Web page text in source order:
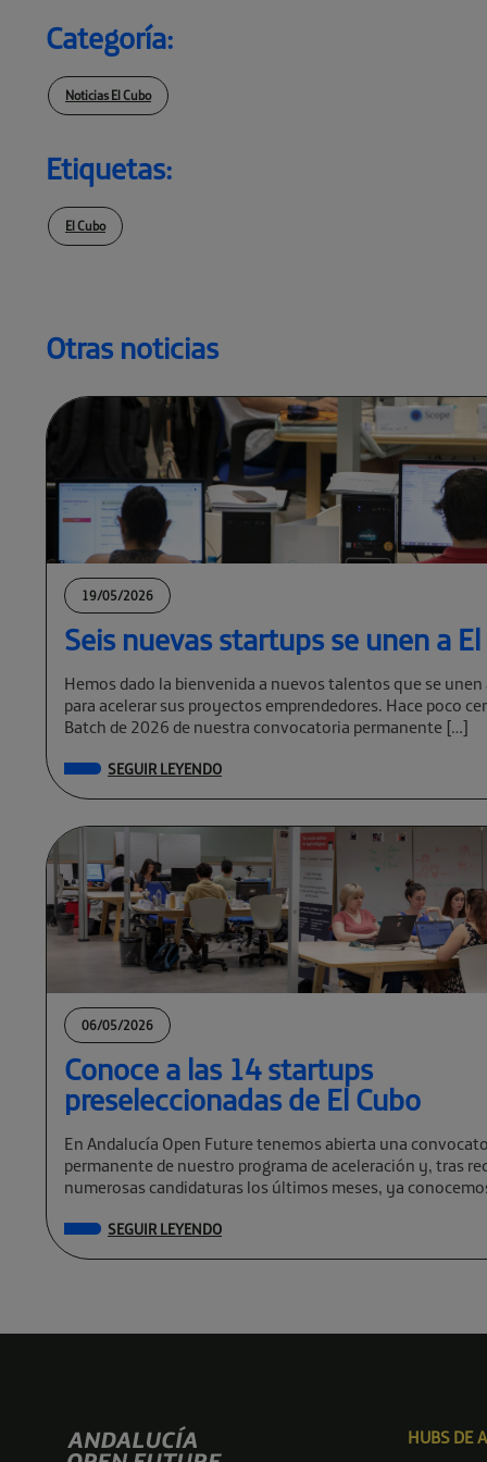
Categoría:
Noticias El Cubo
Etiquetas:
El Cubo
Otras noticias
19/05/2026
Seis nuevas startups se unen a
Hemos dado la bienvenida a nuevos talentos que se unen
para acelerar sus proyectos emprendedores. Hace poco
Batch de 2026 de nuestra convocatoria permanente […]
SEGUIR LEYENDO
06/05/2026
Conoce a las 14 startups
preseleccionadas de El Cubo
En Andalucía Open Future tenemos abierta una
permanente de nuestro programa de aceleración y, tras
numerosas candidaturas los últimos meses, ya
SEGUIR LEYENDO
HUBS DE